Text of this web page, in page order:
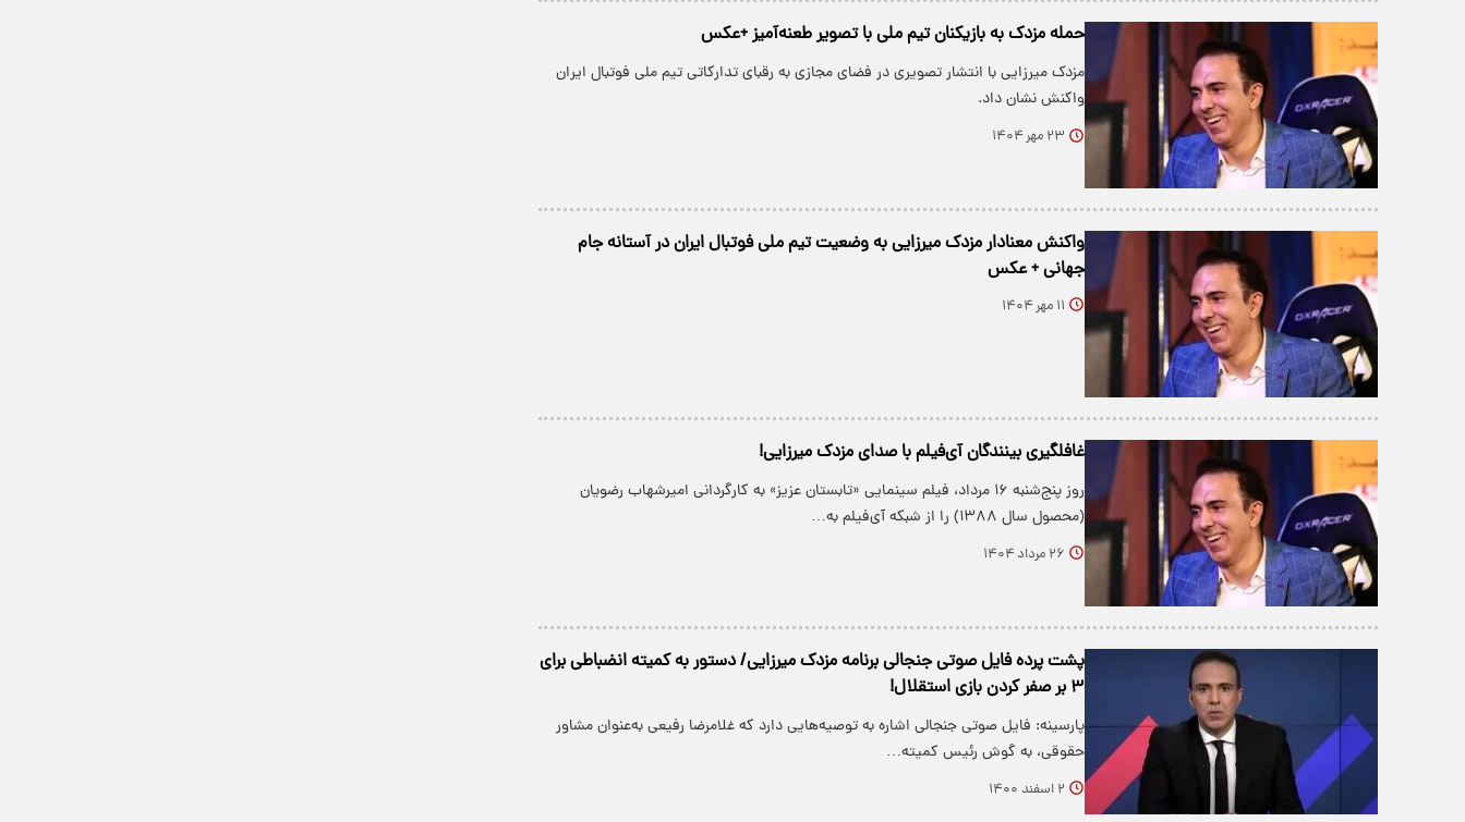
حمله مزدک به بازیکنان تیم ملی با تصویر طعنه‌آمیز +عکس
مزدک میرزایی با انتشار تصویری در فضای مجازی به رقبای تدارکاتی تیم ملی فوتبال ایران
واکنش نشان داد.
۲۳ مهر ۱۴۰۴
واکنش معنادار مزدک میرزایی به وضعیت تیم ملی فوتبال ایران در آستانه جام
جهانی + عکس
۱۱ مهر ۱۴۰۴
غافلگیری بینندگان آی‌فیلم با صدای مزدک میرزایی!
روز پنج‌شنبه ۱۶ مرداد، فیلم سینمایی «تابستان عزیز» به کارگردانی امیرشهاب رضویان
(محصول سال ۱۳۸۸) را از شبکه آی‌فیلم به…
۲۶ مرداد ۱۴۰۴
پشت پرده فایل صوتی جنجالی برنامه مزدک میرزایی/ دستور به کمیته انضباطی برای
۳ بر صفر کردن بازی استقلال!
پارسینه: فایل صوتی جنجالی اشاره به توصیه‌هایی دارد که غلامرضا رفیعی به‌عنوان مشاور
حقوقی، به گوش رئیس کمیته…
۲ اسفند ۱۴۰۰